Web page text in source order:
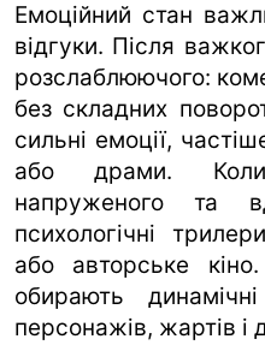
Емоційний стан
відгуки. Після
розслаблюючого:
без складних
сильні емоції,
або драми.
напруженого та
психологічні
або авторське
обирають
персонажів, жартів і